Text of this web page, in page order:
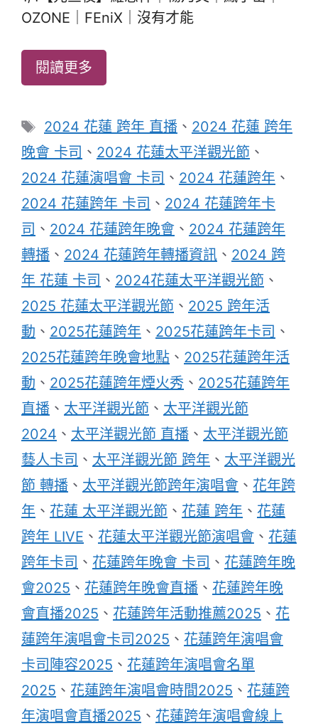
OZONE｜FEniX｜沒有才能
閱讀更多
標
籤
2024 花蓮 跨年 直播 、 2024 花蓮 跨年
晚會 卡司 、 2024 花蓮太平洋觀光節 、
2024 花蓮演唱會 卡司 、 2024 花蓮跨年 、
2024 花蓮跨年 卡司 、 2024 花蓮跨年卡
司 、 2024 花蓮跨年晚會 、 2024 花蓮跨年
轉播 、 2024 花蓮跨年轉播資訊 、 2024 跨
年 花蓮 卡司 、 2024花蓮太平洋觀光節 、
2025 花蓮太平洋觀光節 、 2025 跨年活
動 、 2025花蓮跨年 、 2025花蓮跨年卡司 、
2025花蓮跨年晚會地點 、 2025花蓮跨年活
動 、 2025花蓮跨年煙火秀 、 2025花蓮跨年
直播 、 太平洋觀光節 、 太平洋觀光節
2024 、 太平洋觀光節 直播 、 太平洋觀光節
藝人卡司 、 太平洋觀光節 跨年 、 太平洋觀光
節 轉播 、 太平洋觀光節跨年演唱會 、 花年跨
年 、 花蓮 太平洋觀光節 、 花蓮 跨年 、 花蓮
跨年 LIVE 、 花蓮太平洋觀光節演唱會 、 花蓮
跨年卡司 、 花蓮跨年晚會 卡司 、 花蓮跨年晚
會2025 、 花蓮跨年晚會直播 、 花蓮跨年晚
會直播2025 、 花蓮跨年活動推薦2025 、 花
蓮跨年演唱會卡司2025 、 花蓮跨年演唱會
卡司陣容2025 、 花蓮跨年演唱會名單
2025 、 花蓮跨年演唱會時間2025 、 花蓮跨
年演唱會直播2025 、 花蓮跨年演唱會線上